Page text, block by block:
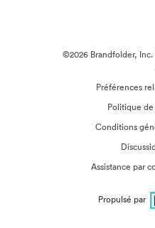
©2026 Brandfolder,
Préférences
Politique
Conditions
Assistance par
Propulsé par